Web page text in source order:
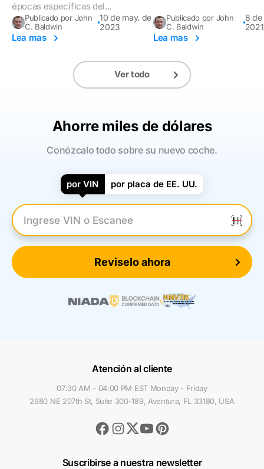
épocas específicas del...
Publicado por John
C. Baldwin
10 de may. de
2023
Lea mas
Publicado por John
C. Baldwin
8
2021
Lea mas
Ver todo
Ahorre miles de dólares
Conózcalo todo sobre su nuevo coche.
por VIN por placa de EE. UU.
Introduzca el VIN
Reviselo ahora
Atención al cliente
07:30 AM - 04:00 PM EST Monday - Friday
2980 NE 207th St, Suite 300-189, Aventura, FL 33180, USA
Facebook
Instagram
TwitterYoutubePinterest
Suscribirse a nuestra newsletter